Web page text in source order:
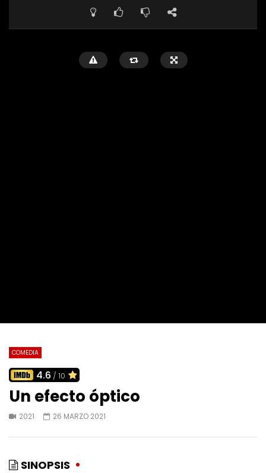
COMEDIA
4.6 / 10
Un efecto óptico
2021 26 MARZO 2021
SINOPSIS